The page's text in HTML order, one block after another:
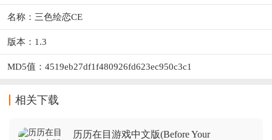
名称：三色绘恋CE
版本：1.3
MD5值：4519eb27df1f480926fd623ec950c3c1
相关下载
历历在目游戏中文版(Before Your